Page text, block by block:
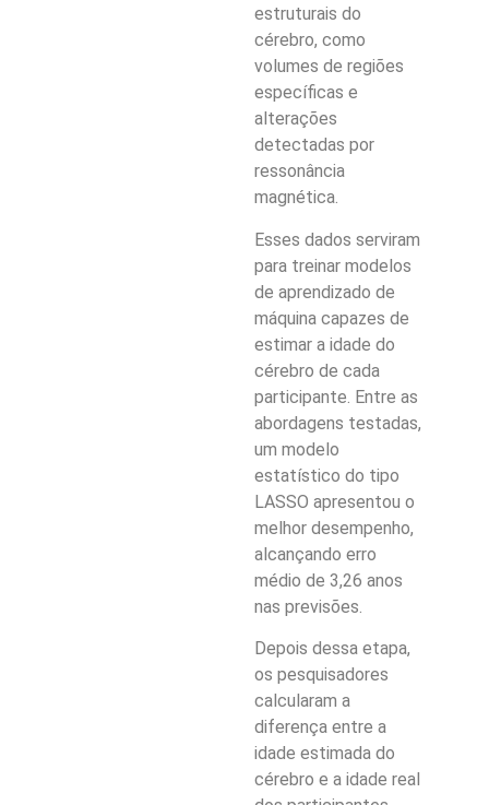
estruturais do
cérebro, como
volumes de regiões
específicas e
alterações
detectadas por
ressonância
magnética.
Esses dados serviram
para treinar modelos
de aprendizado de
máquina capazes de
estimar a idade do
cérebro de cada
participante. Entre as
abordagens testadas,
um modelo
estatístico do tipo
LASSO apresentou o
melhor desempenho,
alcançando erro
médio de 3,26 anos
nas previsões.
Depois dessa etapa,
os pesquisadores
calcularam a
diferença entre a
idade estimada do
cérebro e a idade real